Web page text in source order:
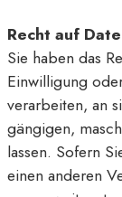
Recht auf
Sie haben das
Einwilligung
verarbeiten, an
gängigen,
lassen. Sofern
einen anderen